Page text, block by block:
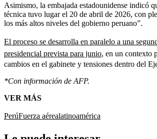
Asimismo, la embajada estadounidense indicó
técnica tuvo lugar el 20 de abril de 2026, con
los más altos niveles del gobierno peruano”.
El proceso se desarrolla en paralelo a una
presidencial prevista para junio, en un contexto
cambios en el gabinete y tensiones dentro del
*Con información de AFP.
VER MÁS
PerúFuerza aérealatinoamérica